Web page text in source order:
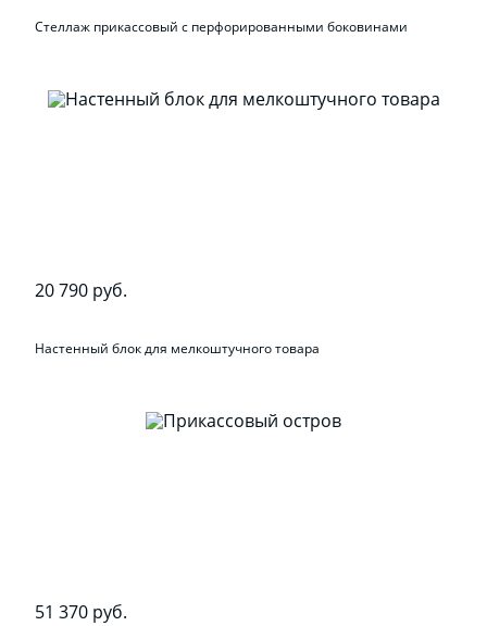
Стеллаж прикассовый с перфорированными боковинами
20 790 руб.
Настенный блок для мелкоштучного товара
51 370 руб.